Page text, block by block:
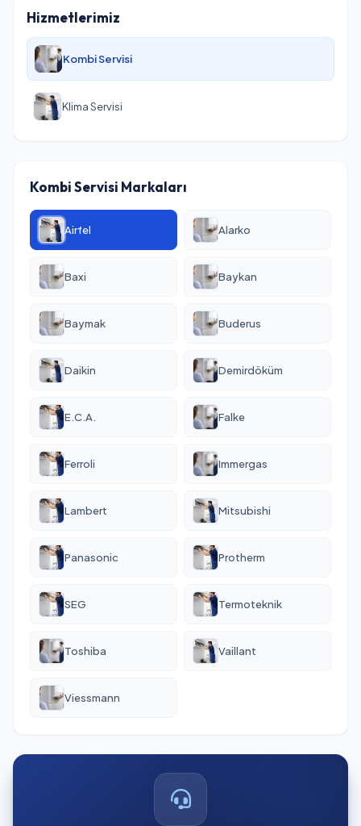
Hizmetlerimiz
Kombi Servisi
Klima Servisi
Kombi Servisi Markaları
Airfel Alarko
Baxi Baykan
Baymak Buderus
Daikin Demirdöküm
E.C.A. Falke
Ferroli Immergas
Lambert Mitsubishi
Panasonic Protherm
SEG Termoteknik
Toshiba Vaillant
Viessmann